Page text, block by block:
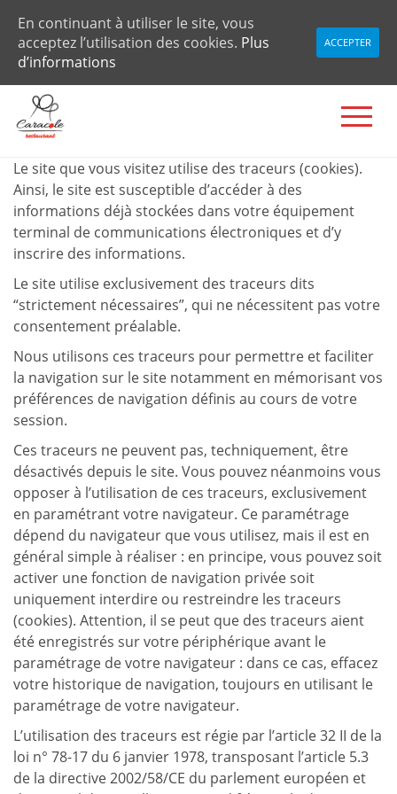
Le site que vous visitez utilise des traceurs (cookies).
Ainsi, le site est susceptible d’accéder à des
informations déjà stockées dans votre équipement
terminal de communications électroniques et d’y
inscrire des informations.
Le site utilise exclusivement des traceurs dits
“strictement nécessaires”, qui ne nécessitent pas votre
consentement préalable.
Nous utilisons ces traceurs pour permettre et faciliter
la navigation sur le site notamment en mémorisant vos
préférences de navigation définis au cours de votre
session.
Ces traceurs ne peuvent pas, techniquement, être
désactivés depuis le site. Vous pouvez néanmoins vous
opposer à l’utilisation de ces traceurs, exclusivement
en paramétrant votre navigateur. Ce paramétrage
dépend du navigateur que vous utilisez, mais il est en
général simple à réaliser : en principe, vous pouvez soit
activer une fonction de navigation privée soit
uniquement interdire ou restreindre les traceurs
(cookies). Attention, il se peut que des traceurs aient
été enregistrés sur votre périphérique avant le
paramétrage de votre navigateur : dans ce cas, effacez
votre historique de navigation, toujours en utilisant le
paramétrage de votre navigateur.
L’utilisation des traceurs est régie par l’article 32 II de la
loi n° 78-17 du 6 janvier 1978, transposant l’article 5.3
de la directive 2002/58/CE du parlement européen et
En continuant à utiliser le site, vous
acceptez l’utilisation des cookies. Plus
d’informations
ACCEPTER